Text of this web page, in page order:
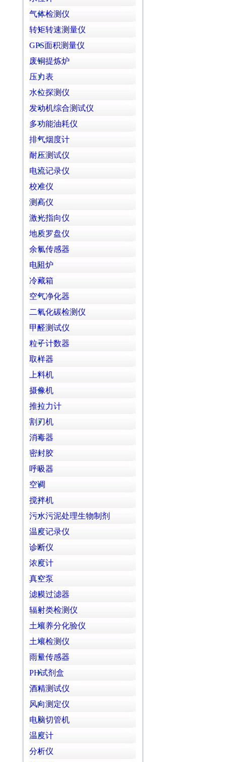
气体检测仪
转矩转速测量仪
GPS面积测量仪
废铜提炼炉
压力表
水位探测仪
发动机综合测试仪
多功能油耗仪
排气烟度计
耐压测试仪
电流记录仪
校准仪
测高仪
激光指向仪
地质罗盘仪
余氯传感器
电阻炉
冷藏箱
空气净化器
二氧化碳检测仪
甲醛测试仪
粒子计数器
取样器
上料机
摄像机
推拉力计
割刀机
消毒器
密封胶
呼吸器
空调
搅拌机
污水污泥处理生物制剂
温度记录仪
诊断仪
浓度计
真空泵
滤膜过滤器
辐射类检测仪
土壤养分化验仪
土壤检测仪
雨量传感器
PH试剂盒
酒精测试仪
风向测定仪
电脑切管机
温度计
分析仪